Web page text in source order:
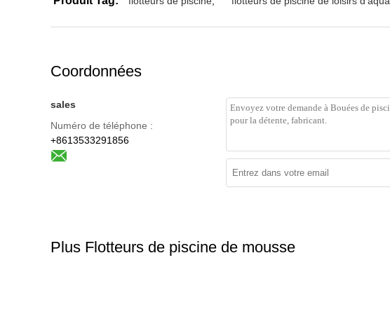
Coordonnées
sales
Numéro de téléphone :
+8613533291856
Plus Flotteurs de piscine de mousse